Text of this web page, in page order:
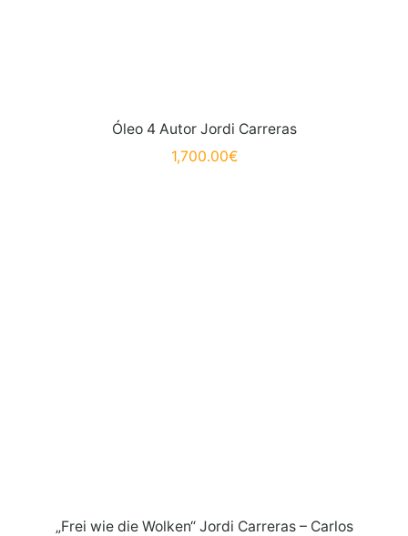
Óleo 4 Autor Jordi Carreras
1,700.00€
„Frei wie die Wolken“ Jordi Carreras – Carlos